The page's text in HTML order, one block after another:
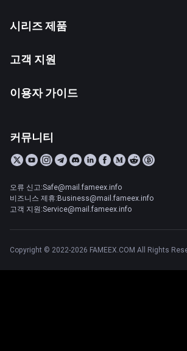
시리즈 제품
고객 지원
이용자 가이드
커뮤니티
오류 신고:Safe@mail.fameex.info
비즈니스 제휴:Business@mail.fameex.info
고객 지원:Service@mail.fameex.info
Copyright © 2022-2026 FAMEEX.COM All Rights